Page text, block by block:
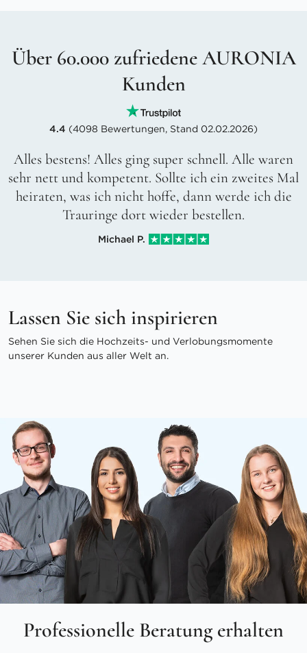
Über 60.000 zufriedene AURONIA
Kunden
4.4 (4098 Bewertungen, Stand 02.02.2026)
Alles bestens! Alles ging super schnell. Alle waren
sehr nett und kompetent. Sollte ich ein zweites Mal
heiraten, was ich nicht hoffe, dann werde ich die
Trauringe dort wieder bestellen.
Michael P.
Lassen Sie sich inspirieren
Sehen Sie sich die Hochzeits- und Verlobungsmomente
unserer Kunden aus aller Welt an.
Professionelle Beratung erhalten